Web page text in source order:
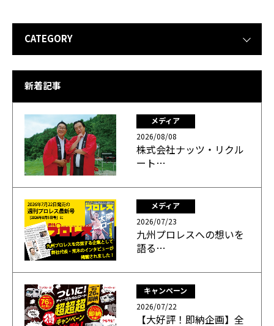
CATEGORY
新着記事
メディア
2026/08/08
株式会社ナッツ・リクル
ート…
メディア
2026/07/23
九州プロレスへの想いを
語る…
キャンペーン
2026/07/22
【大好評！即納企画】全